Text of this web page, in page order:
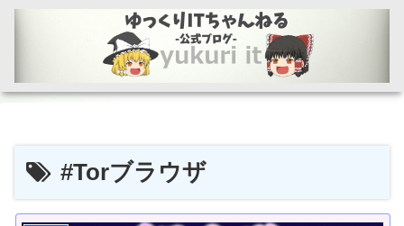
#Torブラウザ